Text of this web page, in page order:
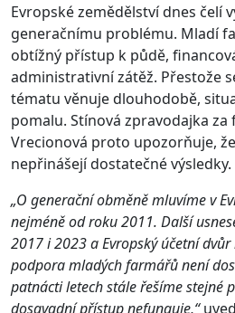
Evropské zemědělství dnes čelí
generačnímu problému. Mladí
obtížný přístup k půdě,
administrativní zátěž. Přestože
tématu věnuje dlouhodobě,
pomalu. Stínová zpravodajka za
Vrecionová proto upozorňuje,
nepřinášejí dostatečné výsledky.
„O generační obměně mluvíme v
nejméně od roku 2011. Další
2017 i 2023 a Evropský účetní
podpora mladých farmářů není
patnácti letech stále řešíme stejné
dosavadní přístup nefunguje,“